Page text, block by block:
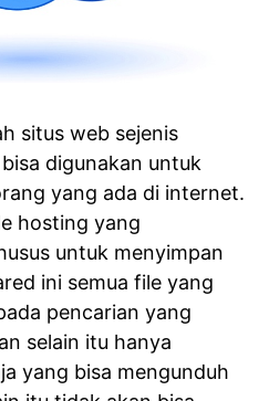
situs web sejenis
digunakan untuk
yang ada di internet.
hosting yang
untuk menyimpan
ini semua file yang
pencarian yang
selain itu hanya
yang bisa mengunduh